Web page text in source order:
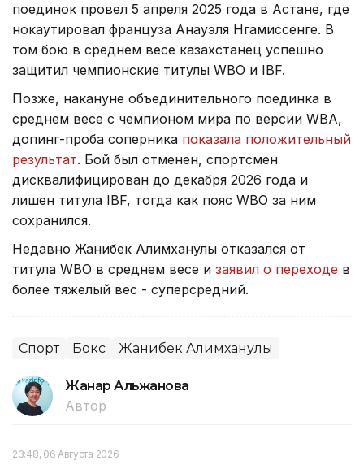
поединок провел 5 апреля 2025 года в Астане, где
нокаутировал француза Анауэля Нгамиссенге. В
том бою в среднем весе казахстанец успешно
защитил чемпионские титулы WBO и IBF.
Позже, накануне объединительного поединка в
среднем весе с чемпионом мира по версии WBA,
допинг-проба соперника показала положительный
результат. Бой был отменен, спортсмен
дисквалифицирован до декабря 2026 года и
лишен титула IBF, тогда как пояс WBO за ним
сохранился.
Недавно Жанибек Алимханулы отказался от
титула WBO в среднем весе и заявил о переходе в
более тяжелый вес - суперсредний.
Спорт Бокс Жанибек Алимханулы
Жанар Альжанова
Автор
23:48, 06 Августа 2026